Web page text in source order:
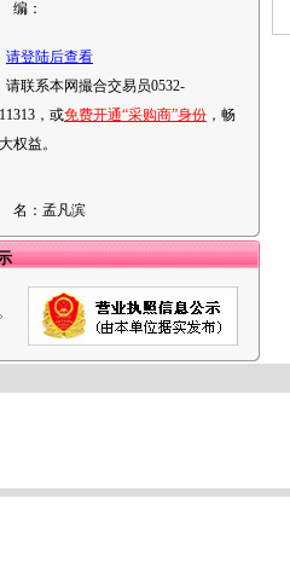
：
请登陆后查看
系本网撮合交易员0532-
，或免费开通“采购商”身份 ，畅
权益。
： 孟凡滨